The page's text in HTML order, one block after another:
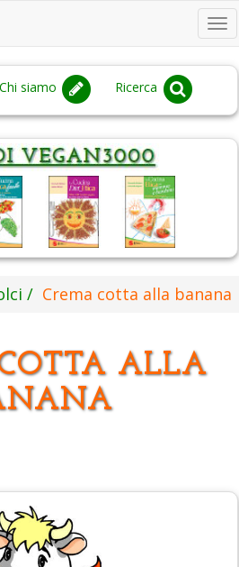
Chi siamo Ricerca
Crema cotta alla banana
ALLA